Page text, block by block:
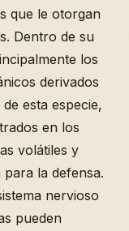
que le otorgan
Dentro de su
los
derivados
esta especie,
en los
volátiles y
la defensa.
nervioso
pueden